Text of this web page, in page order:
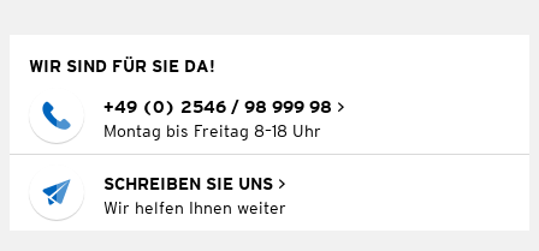
WIR SIND FÜR SIE DA!
+49 (0) 2546 / 98 999 98
Montag bis Freitag 8–18 Uhr
SCHREIBEN SIE UNS
Wir helfen Ihnen weiter